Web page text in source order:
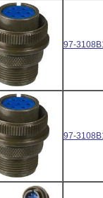
97-
97-